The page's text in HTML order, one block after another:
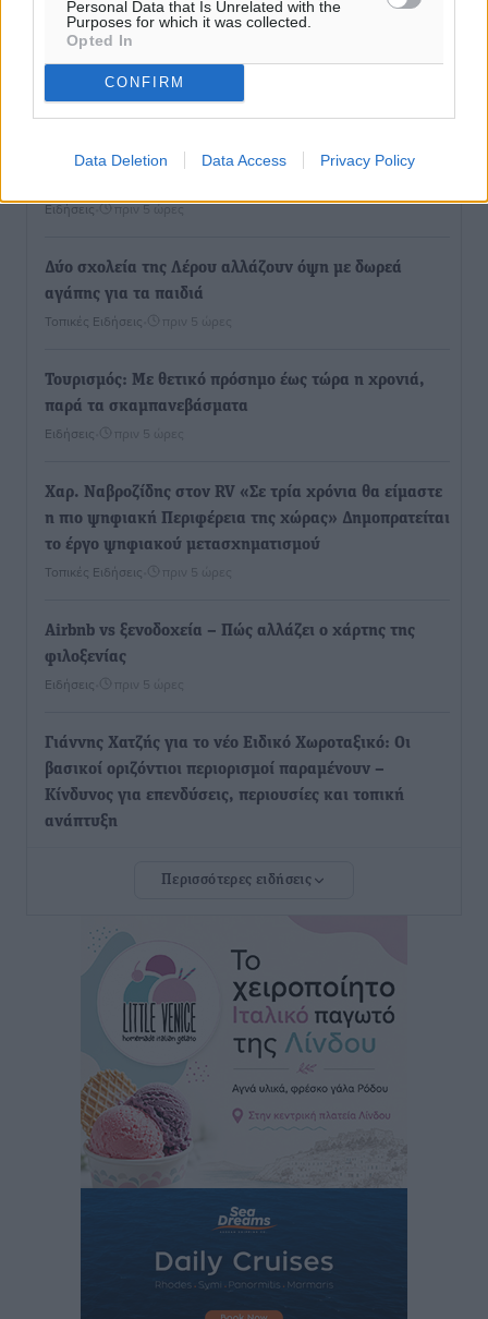
Personal Data that Is Unrelated with the
Purposes for which it was collected.
Opted In
CONFIRM
Data Deletion Data Access Privacy Policy
Ροή ειδήσεων
Καιρός «hot – dry – windy» τις επόμενες 48 ώρες στη
Ειδήσεις• πριν 5 ώρες
Δύο σχολεία της Λέρου αλλάζουν όψη με δωρεά
αγάπης για τα παιδιά
Τοπικές Ειδήσεις πριν 5 ώρες
Τουρισμός: Με θετικό πρόσημο έως τώρα η χρονιά,
παρά τα σκαμπανεβάσματα
Ειδήσεις πριν 5 ώρες
Χαρ. Ναβροζίδης στον RV «Σε τρία χρόνια θα είμαστε
η πιο ψηφιακή Περιφέρεια της χώρας» Δημοπρατείται
το έργο ψηφιακού μετασχηματισμού
Τοπικές Ειδήσεις πριν 5 ώρες
Airbnb vs ξενοδοχεία – Πώς αλλάζει ο χάρτης της
φιλοξενίας
Ειδήσεις πριν 5 ώρες
Γιάννης Χατζής για το νέο Ειδικό Χωροταξικό: Οι
βασικοί οριζόντιοι περιορισμοί παραμένουν –
Κίνδυνος για επενδύσεις, περιουσίες και τοπική
ανάπτυξη
δεν υπάρχουν περιθώρια εφησυχασμού
πριν 6 ώρες
Στον Άγιο Νικόλαο Χάλκης ανοίγει ξανά το
ανανεωμένο εκκλησιαστικό μουσείο από τη Λέσχη
Lions Χάλκης
Τοπικές Ειδήσεις• πριν 6 ώρες
Ρόδος: «Βουλιάζει» από τουρίστες – Πάνω από 1 εκατ.
επιβάτες και 55 κρουαζιερόπλοια
πριν 6 ώρες
Γ’ Εθνική Κατηγορία: Οι ημερομηνίες των
Περισσότερες ειδήσεις